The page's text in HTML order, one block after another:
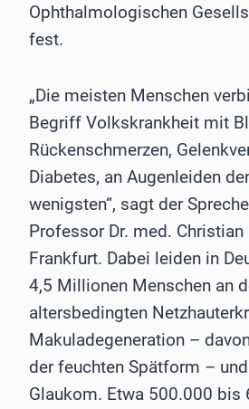
Ophthalmologischen
fest.
„Die meisten Menschen
Begriff Volkskrankheit mit
Rückenschmerzen,
Diabetes, an Augenleiden
wenigsten“, sagt der
Professor Dr. med.
Frankfurt. Dabei leiden in
4,5 Millionen Menschen an
altersbedingten
Makuladegeneration –
der feuchten Spätform –
Glaukom. Etwa 500.000 bis